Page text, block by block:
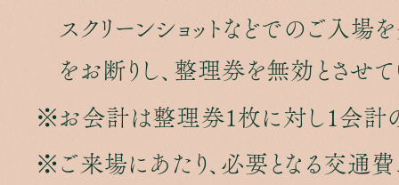
スクリーンショットなどでのご入
をお断りし、整理券を無効とさせて
お会計は整理券1枚に対し1会計
ご来場にあたり、必要となる交通